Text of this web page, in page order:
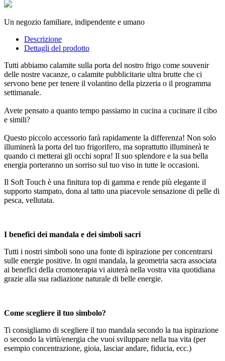
Un negozio familiare, indipendente e umano
Descrizione
Dettagli del prodotto
Tutti abbiamo calamite sulla porta del nostro frigo come souvenir
delle nostre vacanze, o calamite pubblicitarie ultra brutte che ci
servono bene per tenere il volantino della pizzeria o il programma
settimanale.
Avete pensato a quanto tempo passiamo in cucina a cucinare il cibo
e simili?
Questo piccolo accessorio farà rapidamente la differenza! Non solo
illuminerà la porta del tuo frigorifero, ma soprattutto illuminerà te
quando ci metterai gli occhi sopra! Il suo splendore e la sua bella
energia porteranno un sorriso sul tuo viso in tutte le occasioni.
Il Soft Touch è una finitura top di gamma e rende più elegante il
supporto stampato, dona al tatto una piacevole sensazione di pelle di
pesca, vellutata.
I benefici dei mandala e dei simboli sacri
Tutti i nostri simboli sono una fonte di ispirazione per concentrarsi
sulle energie positive. In ogni mandala, la geometria sacra associata
ai benefici della cromoterapia vi aiuterà nella vostra vita quotidiana
grazie alla sua radiazione naturale di belle energie.
Come scegliere il tuo simbolo?
Ti consigliamo di scegliere il tuo mandala secondo la tua ispirazione
o secondo la virtù/energia che vuoi sviluppare nella tua vita (per
esempio concentrazione, gioia, lasciar andare, fiducia, ecc.)